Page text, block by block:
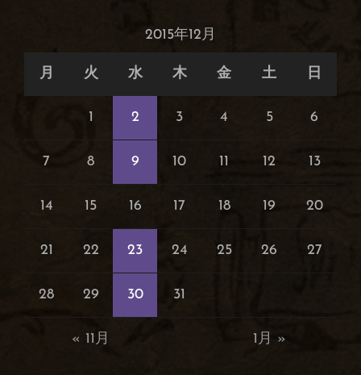
2015年12月
月 火 水 木 金 土 日
« 11月 1月 »
1 2 3 4 5 6
7 8 9 10 11 12 13
14 15 16 17 18 19 20
21 22 23 24 25 26 27
28 29 30 31